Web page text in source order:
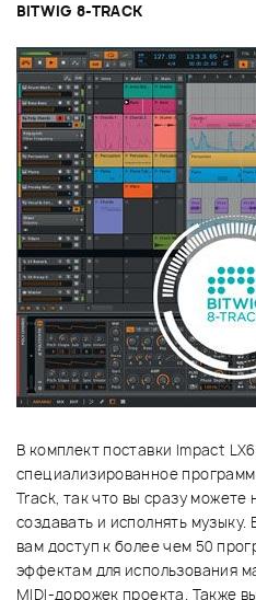
BITWIG 8-TRACK
В комплект поставки Impact
специализированное
Track, так что вы сразу
создавать и исполнять
вам доступ к более чем 50
эффектам для использования
MIDI-дорожек проекта. Также